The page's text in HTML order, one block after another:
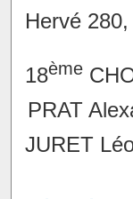
Hervé
18ème
PRAT
JURET